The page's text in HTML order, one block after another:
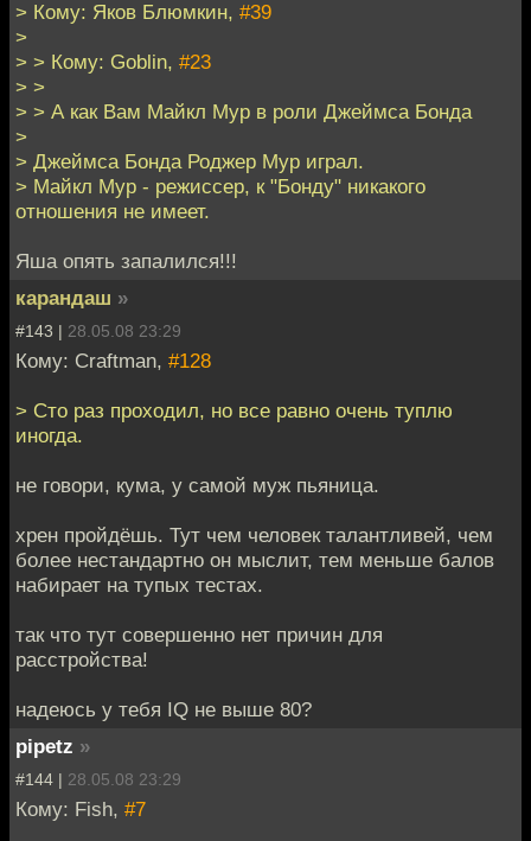
> Кому: Яков Блюмкин, #39
>
> > Кому: Goblin, #23
> >
> > А как Вам Майкл Мур в роли Джеймса Бонда
>
> Джеймса Бонда Роджер Мур играл.
> Майкл Мур - режиссер, к "Бонду" никакого
отношения не имеет.
Яша опять запалился!!!
карандаш »
#143 | 28.05.08 23:29
Кому: Craftman, #128
> Сто раз проходил, но все равно очень туплю
иногда.
не говори, кума, у самой муж пьяница.
хрен пройдёшь. Тут чем человек талантливей, чем
более нестандартно он мыслит, тем меньше балов
набирает на тупых тестах.
так что тут совершенно нет причин для
расстройства!
надеюсь у тебя IQ не выше 80?
pipetz »
#144 | 28.05.08 23:29
Кому: Fish, #7